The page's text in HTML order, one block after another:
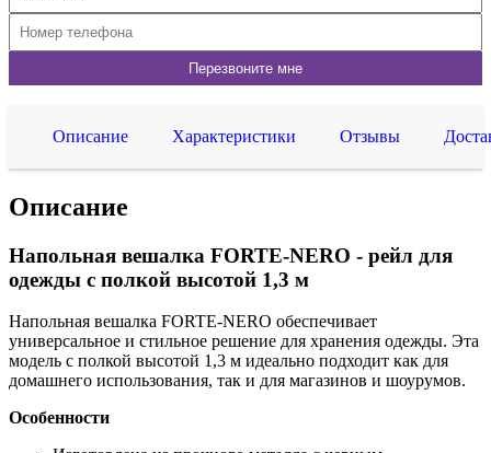
Описание Характеристики Отзывы
Описание
Напольная вешалка FORTE-NERO - рейл для
одежды с полкой высотой 1,3 м
Напольная вешалка FORTE-NERO обеспечивает
универсальное и стильное решение для хранения одежды. Эта
модель с полкой высотой 1,3 м идеально подходит как для
домашнего использования, так и для магазинов и шоурумов.
Особенности